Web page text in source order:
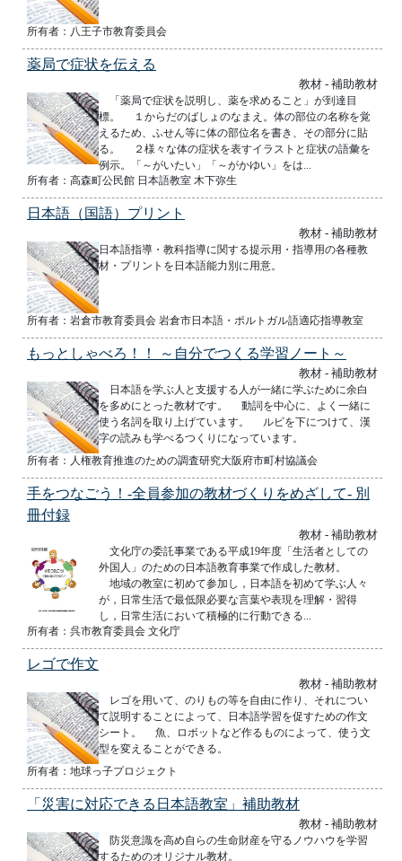
所有者：八王子市教育委員会
薬局で症状を伝える
教材 - 補助教材
「薬局で症状を説明し、薬を求めること」が到達目
標。 １からだのばしょのなまえ。体の部位の名称を覚
えるため、ふせん等に体の部位名を書き、その部分に貼
る。 ２様々な体の症状を表すイラストと症状の語彙を
例示。「～がいたい」「～がかゆい」をは...
所有者：高森町公民館 日本語教室 木下弥生
日本語（国語）プリント
教材 - 補助教材
日本語指導・教科指導に関する提示用・指導用の各種教
材・プリントを日本語能力別に用意。
所有者：岩倉市教育委員会 岩倉市日本語・ポルトガル語適応指導教室
もっとしゃべろ！！ ～自分でつくる学習ノート～
教材 - 補助教材
日本語を学ぶ人と支援する人が一緒に学ぶために余白
を多めにとった教材です。 動詞を中心に、よく一緒に
使う名詞を取り上げています。 ルビを下につけて、漢
字の読みも学べるつくりになっています。
所有者：人権教育推進のための調査研究大阪府市町村協議会
手をつなごう！-全員参加の教材づくりをめざして- 別
冊付録
教材 - 補助教材
文化庁の委託事業である平成19年度「生活者としての
外国人」のための日本語教育事業で作成した教材。
地域の教室に初めて参加し，日本語を初めて学ぶ人々
が，日常生活で最低限必要な言葉や表現を理解・習得
し，日常生活において積極的に行動できる...
所有者：呉市教育委員会 文化庁
レゴで作文
教材 - 補助教材
レゴを用いて、のりもの等を自由に作り、それについ
て説明することによって、日本語学習を促すための作文
シート。 魚、ロボットなど作るものによって、使う文
型を変えることができる。
所有者：地球っ子プロジェクト
「災害に対応できる日本語教室」補助教材
教材 - 補助教材
防災意識を高め自らの生命財産を守るノウハウを学習
するためのオリジナル教材。